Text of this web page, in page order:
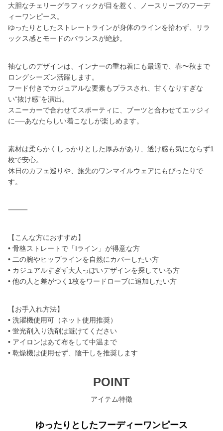
大胆なチェリーグラフィックが目を惹く、ノースリーブのフーデ
ィーワンピース。
ゆったりとしたストレートラインが身体のラインを拾わず、リラ
ックス感とモードのバランスが絶妙。
袖なしのデザインは、インナーの重ね着にも最適で、春〜秋まで
ロングシーズン活躍します。
フード付きでカジュアルな要素もプラスされ、甘くなりすぎな
い“抜け感”を演出。
スニーカーで合わせてスポーティに、ブーツと合わせてエッジィ
に──あなたらしい着こなしが楽しめます。
素材は柔らかくしっかりとした厚みがあり、透け感も気にならず1
枚で安心。
休日のカフェ巡りや、旅先のワンマイルウェアにもぴったりで
す。
⸻
【こんな方におすすめ】
• 骨格ストレートで「Iライン」が得意な方
• 二の腕やヒップラインを自然にカバーしたい方
• カジュアルすぎず大人っぽいデザインを探している方
• 他の人と差がつく1枚をワードローブに追加したい方
【お手入れ方法】
• 洗濯機使用可（ネット使用推奨）
• 蛍光剤入り洗剤は避けてください
• アイロンはあて布をして中温まで
• 乾燥機は使用せず、陰干しを推奨します
POINT
アイテム特徴
ゆったりとしたフーディーワンピース